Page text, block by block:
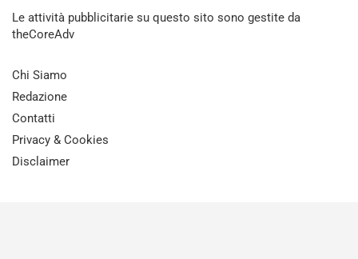
Le attività pubblicitarie su questo sito sono gestite da
theCoreAdv
Chi Siamo
Redazione
Contatti
Privacy & Cookies
Disclaimer